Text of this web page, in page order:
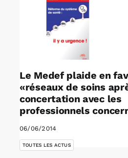
Le Medef plaide en
«réseaux de soins
concertation avec les
professionnels
06/06/2014
TOUTES LES ACTUS